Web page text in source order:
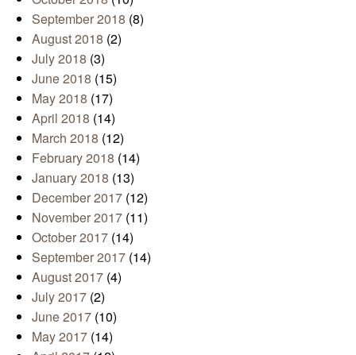
September 2018 (8)
August 2018 (2)
July 2018 (3)
June 2018 (15)
May 2018 (17)
April 2018 (14)
March 2018 (12)
February 2018 (14)
January 2018 (13)
December 2017 (12)
November 2017 (11)
October 2017 (14)
September 2017 (14)
August 2017 (4)
July 2017 (2)
June 2017 (10)
May 2017 (14)